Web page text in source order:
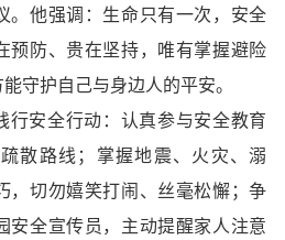
。他强调：生命只有一次，安全
预防、贵在坚持，唯有掌握避险
守护自己与身边人的平安。
行安全行动：认真参与安全教育
散路线；掌握地震、火灾、溺
，切勿嬉笑打闹、丝毫松懈；争
安全宣传员，主动提醒家人注意